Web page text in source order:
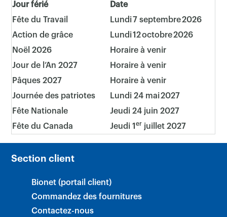
Jour férié
Date
Fête du Travail
Lundi 7 septembre 2026
Action de grâce
Lundi 12 octobre 2026
Noël 2026
Horaire à venir
Jour de l’An 2027
Horaire à venir
Pâques 2027
Horaire à venir
Journée des patriotes
Lundi 24 mai 2027
Fête Nationale
Jeudi 24 juin 2027
Fête du Canada
Jeudi 1er juillet 2027
Section client
Bionet (portail client)
Commandez des fournitures
Contactez-nous